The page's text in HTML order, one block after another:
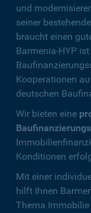
und
seiner
braucht einen
Barmenia-HYP
Kooperationen
deutschen
Wir bieten eine
Konditionen
Mit einer
hilft Ihnen
Thema